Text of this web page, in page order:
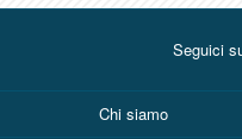
Seguici
Chi siamo